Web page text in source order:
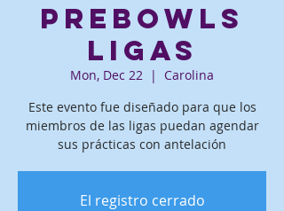
PreBowls
ligas
Mon, Dec 22
  |
Carolina
Este evento fue diseñado para que los
miembros de las ligas puedan agendar
sus prácticas con antelación
El registro cerrado